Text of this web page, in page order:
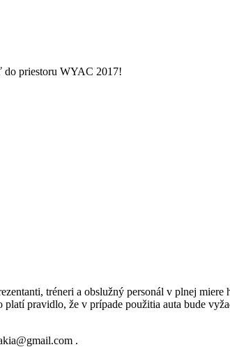
do priestoru WYAC 2017!
tréneri a obslužný personál v plnej miere
pravidlo, že v prípade použitia auta bude
.